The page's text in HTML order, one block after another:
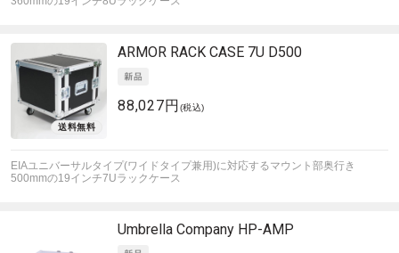
ARMOR RACK CASE 7U D500
88,027円 (税込)
EIAユニバーサルタイプ(ワイドタイプ兼用)に対応するマウント部奥行き
500mmの19インチ7Uラックケース
Umbrella Company HP-AMP